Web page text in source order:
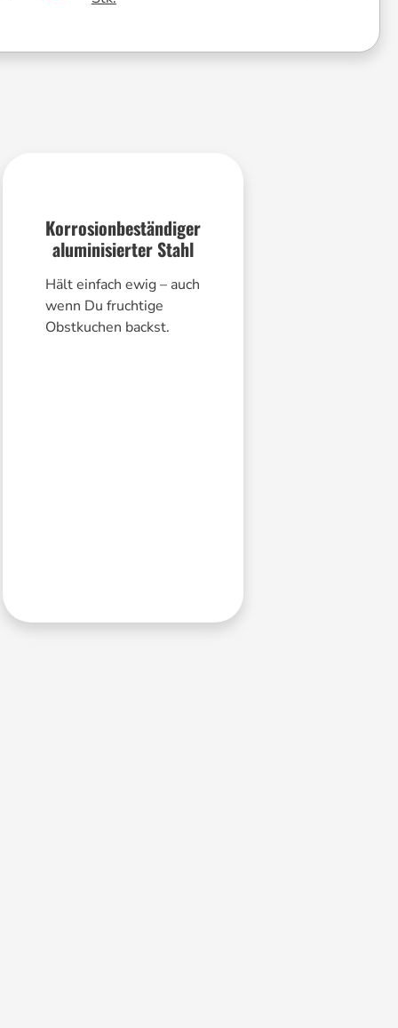
Korrosionbeständiger
aluminisierter Stahl
Hält einfach ewig – auch
wenn Du fruchtige
Obstkuchen backst.